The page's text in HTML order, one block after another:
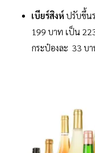
เบียร์สิงห์ ปรับขึ้น
199 บาท เป็น
กระป๋องละ 33 บ